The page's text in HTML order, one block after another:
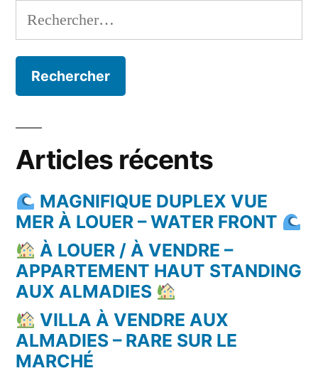
Rechercher :
Articles récents
MAGNIFIQUE DUPLEX VUE
MER À LOUER – WATER FRONT
À LOUER / À VENDRE –
APPARTEMENT HAUT STANDING
AUX ALMADIES
VILLA À VENDRE AUX
ALMADIES – RARE SUR LE
MARCHÉ